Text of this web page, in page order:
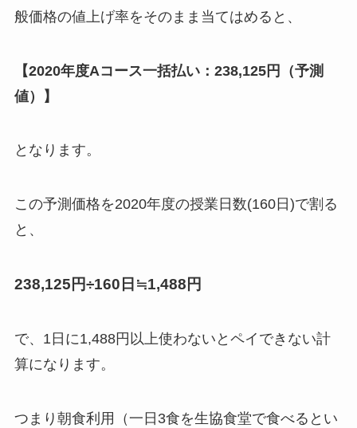
般価格の値上げ率をそのまま当てはめると、
【2020年度Aコース一括払い：238,125円（予測
値）】
となります。
この予測価格を2020年度の授業日数(160日)で割る
と、
238,125円÷160日≒1,488円
で、1日に1,488円以上使わないとペイできない計
算になります。
つまり朝食利用（一日3食を生協食堂で食べるとい